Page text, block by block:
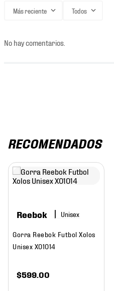
Más reciente Todos
No hay comentarios.
RECOMENDADOS
Reebok
Gorra Reebok Futbol Xolos
Unisex XO1014
$599 00